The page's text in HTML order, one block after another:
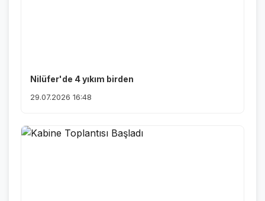
Nilüfer'de 4 yıkım birden
29.07.2026 16:48